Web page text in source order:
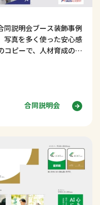
同説明会ブース装飾事例
写真を多く使った安心感
コピーで、人材育成の仕
合同説明会